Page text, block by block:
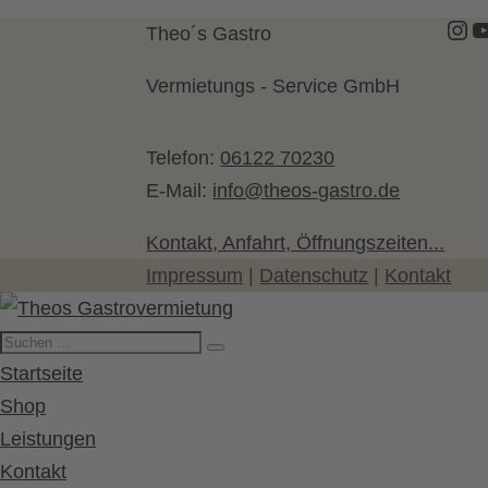
Theo´s Gastro
Vermietungs - Service GmbH
Telefon: 06122 70230
E-Mail: info@theos-gastro.de
Kontakt, Anfahrt, Öffnungszeiten...
Impressum Datenschutz Kontakt
Startseite
Shop
Leistungen
Kontakt